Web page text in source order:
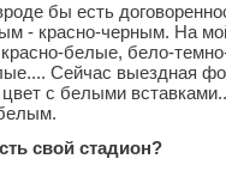
бы есть
- красно-черным. На
белые, бело-
Сейчас выездная
с белыми
свой стадион?